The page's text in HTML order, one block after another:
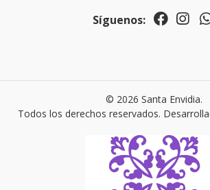
Síguenos:
© 2026 Santa Envidia.
Todos los derechos reservados.